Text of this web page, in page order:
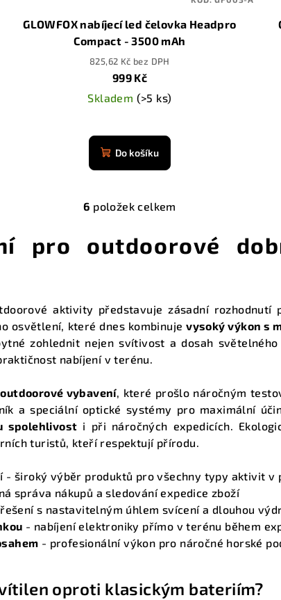
GLOWFOX nabíjecí led čelovka Headpro
Compact - 3500 mAh
825,62 Kč bez DPH
999 Kč
Skladem (>5 ks)
hodnocení
produktu
je
z
hvězdiček.
Do košíku
O
v
l
a
c
í
p
r
v
k
y
v
ý
p
i
s
6 položek celkem
pro outdoorové
aktivity představuje zásadní rozhodnutí
osvětlení, které dnes kombinujevysoký výkon s
zohlednit nejen svítivost a dosah
nabíjení v terénu.
vybavení, které prošlo náročným
a speciální optické systémy pro maximální
spolehlivost i při náročných expedicích.
turistů, kteří respektují přírodu.
- široký výběr produktů pro všechny typy aktivit v
správa nákupů a sledování expedice zboží
s nastavitelným úhlem svícení a dlouhou
- nabíjení elektroniky přímo v terénu během
- profesionální výkon pro náročné horské
oproti klasickým bateriím?